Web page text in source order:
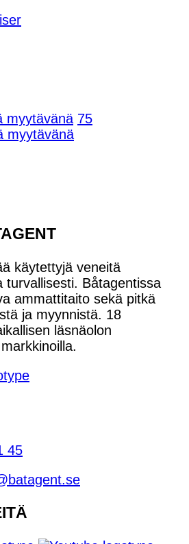
myytävänä 75
myytävänä
käytettyjä veneitä
turvallisesti. Båtagentissa
ammattitaito sekä pitkä
ja myynnistä. 18
läsnäolon
45